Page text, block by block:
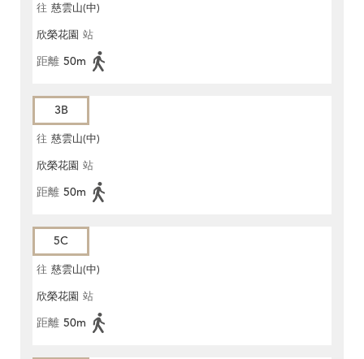
往 慈雲山(中)
欣榮花園 站
距離 50m
3B
往 慈雲山(中)
欣榮花園 站
距離 50m
5C
往 慈雲山(中)
欣榮花園 站
距離 50m